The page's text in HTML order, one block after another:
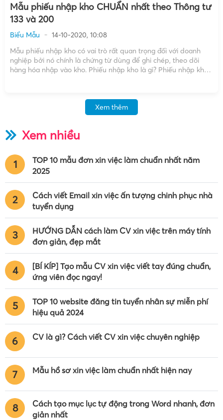
Mẫu phiếu nhập kho CHUẨN nhất theo Thông tư
133 và 200
Biểu Mẫu
14-10-2020, 10:08
Mẫu phiếu nhập kho có vai trò rất quan trọng đối với doanh
nghiệp bởi nó chính là chứng từ dùng để ghi chép, theo dõi
hàng hóa nhập vào kho. Phiếu nhập kho là gì? Phiếu nhập kho
Xem thêm
Xem nhiều
1
TOP 10 mẫu đơn xin việc làm chuẩn nhất năm
2025
2
Cách viết Email xin việc ấn tượng chinh phục nhà
tuyển dụng
3
HƯỚNG DẪN cách làm CV xin việc trên máy tính
đơn giản, đẹp mắt
4
[BÍ KÍP] Tạo mẫu CV xin việc viết tay đúng chuẩn,
ứng viên đọc ngay!
5
TOP 10 website đăng tin tuyển nhân sự miễn phí
hiệu quả 2024
6 CV là gì? Cách viết CV xin việc chuyên nghiệp
7 Mẫu hồ sơ xin việc làm chuẩn nhất hiện nay
8
Cách tạo mục lục tự động trong Word nhanh, đơn
giản nhất